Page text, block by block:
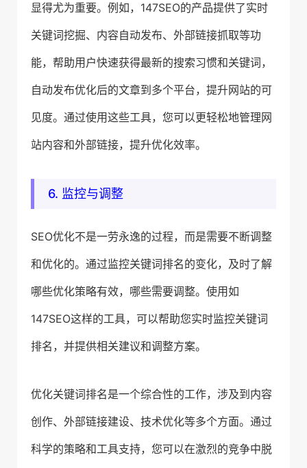
显得尤为重要。例如，147SEO的产品提供了实时
关键词挖掘、内容自动发布、外部链接抓取等功
能，帮助用户快速获得最新的搜索习惯和关键词，
自动发布优化后的文章到多个平台，提升网站的可
见度。通过使用这些工具，您可以更轻松地管理网
站内容和外部链接，提升优化效率。
6. 监控与调整
SEO优化不是一劳永逸的过程，而是需要不断调整
和优化的。通过监控关键词排名的变化，及时了解
哪些优化策略有效，哪些需要调整。使用如
147SEO这样的工具，可以帮助您实时监控关键词
排名，并提供相关建议和调整方案。
优化关键词排名是一个综合性的工作，涉及到内容
创作、外部链接建设、技术优化等多个方面。通过
科学的策略和工具支持，您可以在激烈的竞争中脱